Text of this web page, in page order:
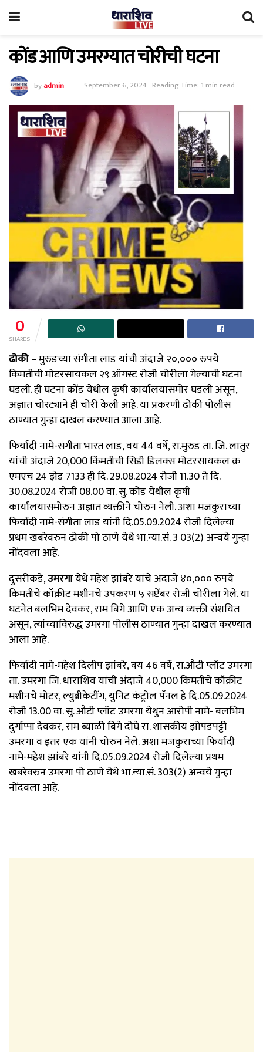
कोंड आणि उमरग्यात चोरीची घटना
byadmin September 6, 2024 Reading Time: 1 min read
0
SHARES
ढोकी –मुरुडच्या संगीता लाड यांची अंदाजे २०,००० रुपये
किमतीची मोटरसायकल २९ ऑगस्ट रोजी चोरीला गेल्याची घटना
घडली. ही घटना कोंड येथील कृषी कार्यालयासमोर घडली असून,
अज्ञात चोरट्याने ही चोरी केली आहे. या प्रकरणी ढोकी पोलीस
ठाण्यात गुन्हा दाखल करण्यात आला आहे.
फिर्यादी नामे-संगीता भारत लाड, वय 44 वर्षे, रा.मुरुड ता. जि. लातुर
यांची अंदाजे 20,000₹ किंमतीची सिडी डिलक्स मोटरसायकल क्र
एमएच 24 झेड 7133 ही दि. 29.08.2024 रोजी 11.30 ते दि.
30.08.2024 रोजी 08.00 वा. सु. कोंड येथील कृषी
कार्यालयासमोरुन अज्ञात व्यक्तीने चोरुन नेली. अशा मजकुराच्या
फिर्यादी नामे-संगीता लाड यांनी दि.05.09.2024 रोजी दिलेल्या
प्रथम खबरेवरुन ढोकी पो ठाणे येथे भा.न्या.सं. 3 03(2) अन्वये गुन्हा
नोंदवला आहे.
दुसरीकडे,उमरगायेथे महेश झांबरे यांचे अंदाजे ४०,००० रुपये
किमतीचे कॉक्रीट मशीनचे उपकरण ५ सप्टेंबर रोजी चोरीला गेले. या
घटनेत बलभिम देवकर, राम बिगे आणि एक अन्य व्यक्ती संशयित
असून, त्यांच्याविरुद्ध उमरगा पोलीस ठाण्यात गुन्हा दाखल करण्यात
आला आहे.
फिर्यादी नामे-महेश दिलीप झांबरे, वय 46 वर्षे, रा.औटी प्लॉट उमरगा
ता. उमरगा जि. धाराशिव यांची अंदाजे 40,000₹ किंमतीचे कॉक्रीट
मशीनचे मोटर, ल्युब्रीकेटींग, युनिट कंट्रोल पॅनल हे दि.05.09.2024
रोजी 13.00 वा. सु. औटी प्लॉट उमरगा येथुन आरोपी नामे- बलभिम
दुर्गाप्पा देवकर, राम ब्याळी बिगे दोघे रा. शासकीय झोपडपट्टी
उमरगा व इतर एक यांनी चोरुन नेले. अशा मजकुराच्या फिर्यादी
नामे-महेश झांबरे यांनी दि.05.09.2024 रोजी दिलेल्या प्रथम
खबरेवरुन उमरगा पो ठाणे येथे भा.न्या.सं. 303(2) अन्वये गुन्हा
नोंदवला आहे.